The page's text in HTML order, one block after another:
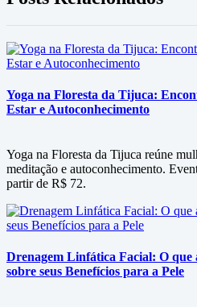
Yoga na Floresta da Tijuca:
Estar e Autoconhecimento
Yoga na Floresta da Tijuca reúne
meditação e autoconhecimento.
partir de R$ 72.
Drenagem Linfática Facial: O que
sobre seus Benefícios para a Pele